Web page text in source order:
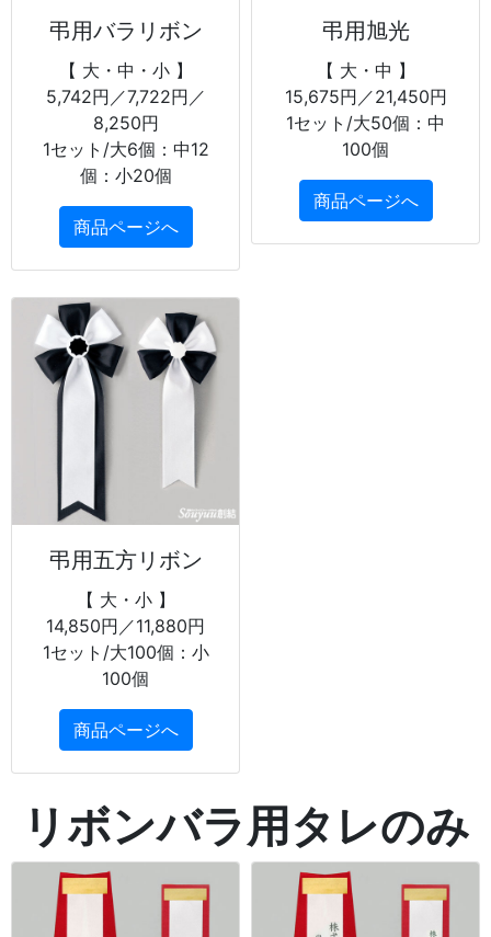
弔用バラリボン
【 大・中・小 】
5,742円／7,722円／
8,250円
1セット/大6個：中12
個：小20個
商品ページへ
弔用旭光
【 大・中 】
15,675円／21,450円
1セット/大50個：中
100個
商品ページへ
弔用五方リボン
【 大・小 】
14,850円／11,880円
1セット/大100個：小
100個
商品ページへ
リボンバラ用タレのみ